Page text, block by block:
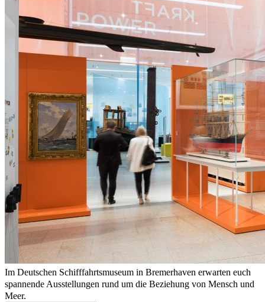
Im Deutschen Schifffahrtsmuseum in Bremerhaven erwarten euch
spannende Ausstellungen rund um die Beziehung von Mensch und
Meer.